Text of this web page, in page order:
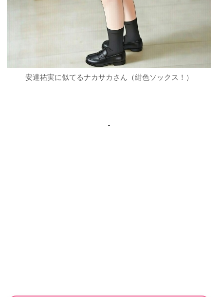
安達祐実に似てるナカサカさん（紺色ソックス！）